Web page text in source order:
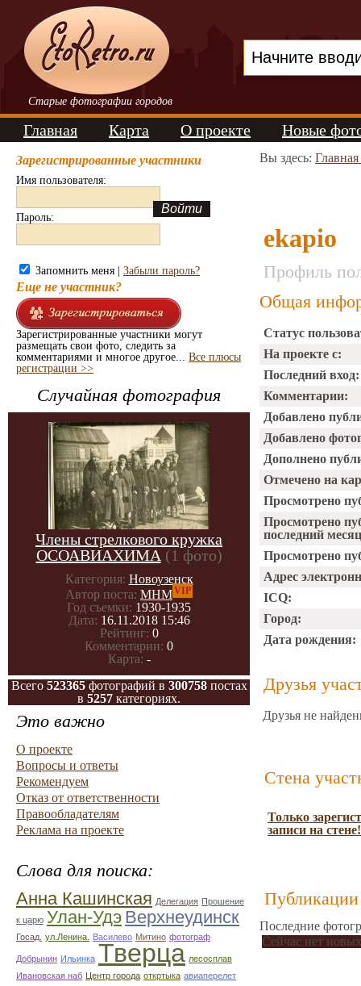
Старые фотографии городов
Главная Карта О проекте Новые
Зарегистрированные участники
Имя пользователя:
Пароль:
Запомнить меня | Забыли пароль?
Еще не участник?
Зарегистрированные участники могут
размещать свои фото, следить за
комментариями и многое другое... Все плюсы
регистрации >>
Случайная фотография
Члены стрелкового кружка
ОСОАВИАХИМА (1 фото)
Категория: Новоузенск
Автор поста: МНМVIP
Год съемки: 1930-1935
Дата: 16.11.2018 15:46
Рейтинг: 0
Комментарии: 0
Карта: -
Всего 523365фотографий в 300758постах
в 5257 категориях.
Это важно
О проекте
Вопросы и ответы
Рекомендуем
Отказ от ответственности
Правообладателям
Реклама на проекте
Слова для поиска:
Анна Кашинская Делегация Прошение
к царю Улан-Удэ Верхнеудинск
Госад. ул.Ленина. Василево Митино фотограф
Добрынин Ильинка Тверца лесосплав
Ивановская наб Центр города откртыка авиаперелет
Вы здесь:
ekapio
Профиль
Общая
Статус
На проекте с:
Последний вход:
Комментарии:
Добавлено
Добавлено
Дополнено
Отмечено на
Просмотрено
Просмотрено
последний
Просмотрено
Адрес
ICQ:
Город:
Дата рождения:
Друзья
Друзья не
Стена
Только
записи на стене!
Публикации
Последние
Сейчас нет